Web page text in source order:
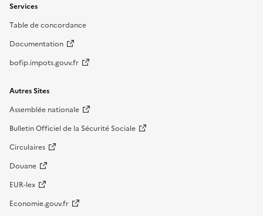
Services
Table de concordance
Documentation
bofip.impots.gouv.fr
Autres Sites
Assemblée nationale
Bulletin Officiel de la Sécurité Sociale
Circulaires
Douane
EUR-lex
Economie.gouv.fr